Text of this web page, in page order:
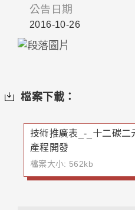
公告日期
2016-10-26
檔案下載：
技術推廣表_-_十二碳二
產程開發
檔案大小: 562kb